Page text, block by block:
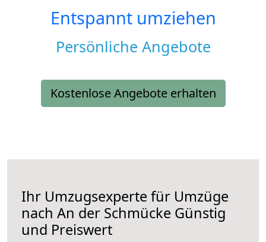
Entspannt umziehen
Persönliche Angebote
Kostenlose Angebote erhalten
Ihr Umzugsexperte für Umzüge
nach An der Schmücke Günstig
und Preiswert